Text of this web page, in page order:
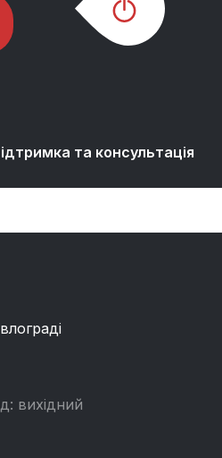
та консультація
вихідний